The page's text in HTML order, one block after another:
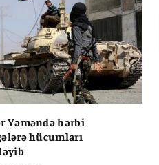
Yəməndə hərbi
hücumları